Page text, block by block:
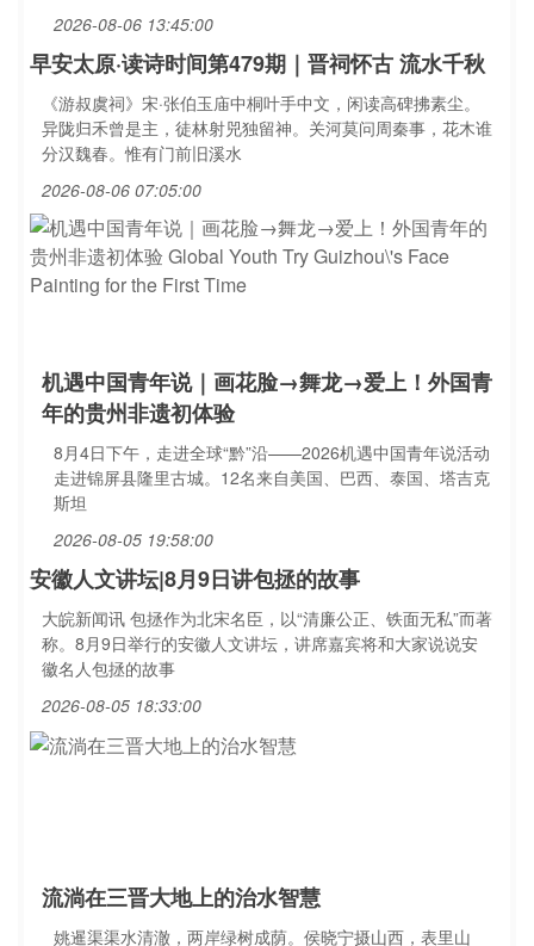
2026-08-06 13:45:00
早安太原·读诗时间第479期｜晋祠怀古 流水千秋
《游叔虞祠》宋·张伯玉庙中桐叶手中文，闲读高碑拂素尘。
异陇归禾曾是主，徒林射兕独留神。关河莫问周秦事，花木谁
分汉魏春。惟有门前旧溪水
2026-08-06 07:05:00
机遇中国青年说｜画花脸→舞龙→爱上！外国青
年的贵州非遗初体验
8月4日下午，走进全球“黔”沿——2026机遇中国青年说活动
走进锦屏县隆里古城。12名来自美国、巴西、泰国、塔吉克
斯坦
2026-08-05 19:58:00
安徽人文讲坛|8月9日讲包拯的故事
大皖新闻讯 包拯作为北宋名臣，以“清廉公正、铁面无私”而著
称。8月9日举行的安徽人文讲坛，讲席嘉宾将和大家说说安
徽名人包拯的故事
2026-08-05 18:33:00
流淌在三晋大地上的治水智慧
姚暹渠渠水清澈，两岸绿树成荫。侯晓宁摄山西，表里山